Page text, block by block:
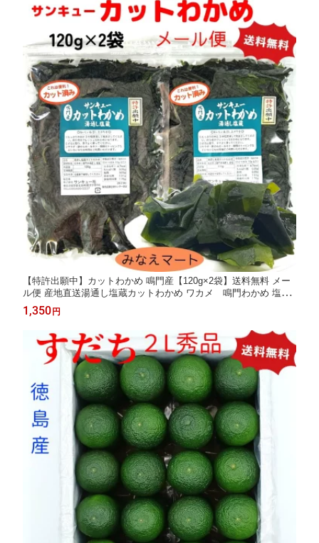
【特許出願中】カットわかめ 鳴門産【120g×2袋】送料無料 メー
ル便 産地直送湯通し塩蔵カットわかめ ワカメ 鳴門わかめ 塩蔵
わかめ 鳴門水域産 みなえマート特選品サンキューカットわかめ
1,350円